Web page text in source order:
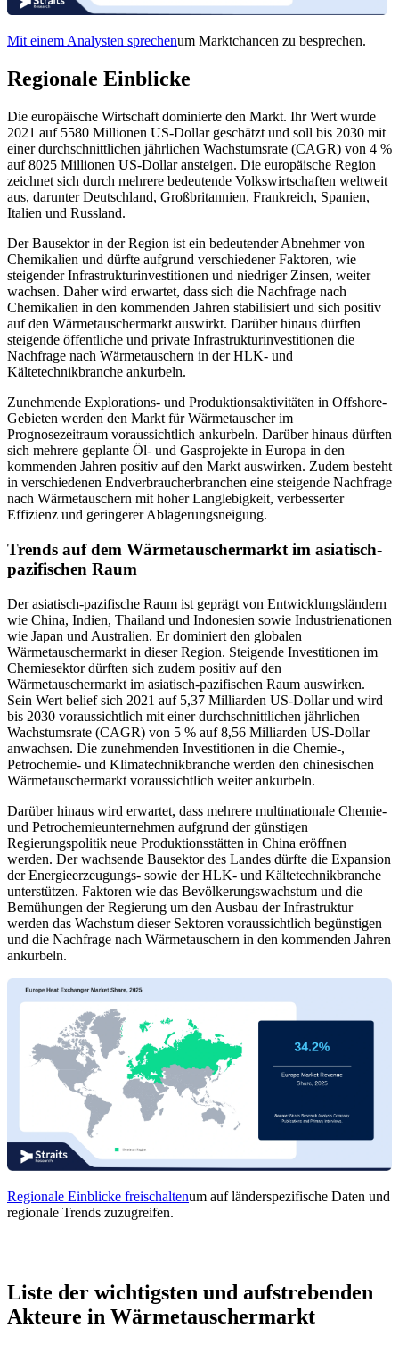
Mit einem Analysten sprechenum Marktchancen zu besprechen.
Regionale Einblicke
Die europäische Wirtschaft dominierte den Markt. Ihr Wert wurde
2021 auf 5580 Millionen US-Dollar geschätzt und soll bis 2030 mit
einer durchschnittlichen jährlichen Wachstumsrate (CAGR) von 4 %
auf 8025 Millionen US-Dollar ansteigen. Die europäische Region
zeichnet sich durch mehrere bedeutende Volkswirtschaften weltweit
aus, darunter Deutschland, Großbritannien, Frankreich, Spanien,
Italien und Russland.
Der Bausektor in der Region ist ein bedeutender Abnehmer von
Chemikalien und dürfte aufgrund verschiedener Faktoren, wie
steigender Infrastrukturinvestitionen und niedriger Zinsen, weiter
wachsen. Daher wird erwartet, dass sich die Nachfrage nach
Chemikalien in den kommenden Jahren stabilisiert und sich positiv
auf den Wärmetauschermarkt auswirkt. Darüber hinaus dürften
steigende öffentliche und private Infrastrukturinvestitionen die
Nachfrage nach Wärmetauschern in der HLK- und
Kältetechnikbranche ankurbeln.
Zunehmende Explorations- und Produktionsaktivitäten in Offshore-
Gebieten werden den Markt für Wärmetauscher im
Prognosezeitraum voraussichtlich ankurbeln. Darüber hinaus dürften
sich mehrere geplante Öl- und Gasprojekte in Europa in den
kommenden Jahren positiv auf den Markt auswirken. Zudem besteht
in verschiedenen Endverbraucherbranchen eine steigende Nachfrage
nach Wärmetauschern mit hoher Langlebigkeit, verbesserter
Effizienz und geringerer Ablagerungsneigung.
Trends auf dem Wärmetauschermarkt im asiatisch-
pazifischen Raum
Der asiatisch-pazifische Raum ist geprägt von Entwicklungsländern
wie China, Indien, Thailand und Indonesien sowie Industrienationen
wie Japan und Australien. Er dominiert den globalen
Wärmetauschermarkt in dieser Region. Steigende Investitionen im
Chemiesektor dürften sich zudem positiv auf den
Wärmetauschermarkt im asiatisch-pazifischen Raum auswirken.
Sein Wert belief sich 2021 auf 5,37 Milliarden US-Dollar und wird
bis 2030 voraussichtlich mit einer durchschnittlichen jährlichen
Wachstumsrate (CAGR) von 5 % auf 8,56 Milliarden US-Dollar
anwachsen. Die zunehmenden Investitionen in die Chemie-,
Petrochemie- und Klimatechnikbranche werden den chinesischen
Wärmetauschermarkt voraussichtlich weiter ankurbeln.
Darüber hinaus wird erwartet, dass mehrere multinationale Chemie-
und Petrochemieunternehmen aufgrund der günstigen
Regierungspolitik neue Produktionsstätten in China eröffnen
werden. Der wachsende Bausektor des Landes dürfte die Expansion
der Energieerzeugungs- sowie der HLK- und Kältetechnikbranche
unterstützen. Faktoren wie das Bevölkerungswachstum und die
Bemühungen der Regierung um den Ausbau der Infrastruktur
werden das Wachstum dieser Sektoren voraussichtlich begünstigen
und die Nachfrage nach Wärmetauschern in den kommenden Jahren
ankurbeln.
Regionale Einblicke freischaltenum auf länderspezifische Daten und
regionale Trends zuzugreifen.
Liste der wichtigsten und aufstrebenden
Akteure in Wärmetauschermarkt